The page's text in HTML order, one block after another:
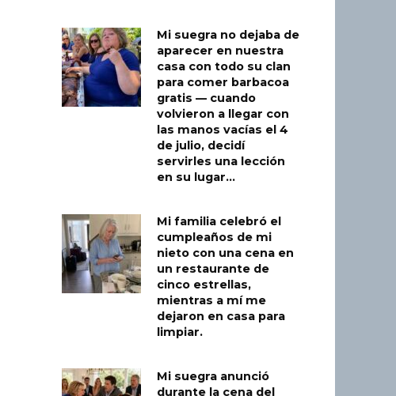
Mi suegra no dejaba de
aparecer en nuestra
casa con todo su clan
para comer barbacoa
gratis — cuando
volvieron a llegar con
las manos vacías el 4
de julio, decidí
servirles una lección
en su lugar…
Mi familia celebró el
cumpleaños de mi
nieto con una cena en
un restaurante de
cinco estrellas,
mientras a mí me
dejaron en casa para
limpiar.
Mi suegra anunció
durante la cena del